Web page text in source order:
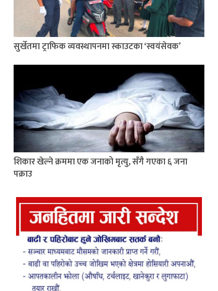
सुर्खेतमा ट्राफिक व्यवस्थापनमा स्काउटका ‘स्वयंसेवक’
शिकार खेल्ने क्रममा एक जनाको मृत्यु, सँगै गएका ६ जना
पक्राउ